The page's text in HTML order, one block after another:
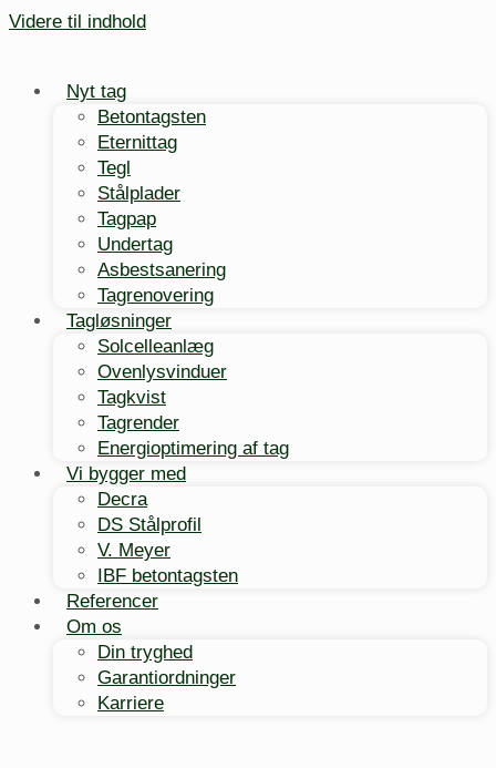
Videre til indhold
Nyt tag
Betontagsten
Eternittag
Tegl
Stålplader
Tagpap
Undertag
Asbestsanering
Tagrenovering
Tagløsninger
Solcelleanlæg
Ovenlysvinduer
Tagkvist
Tagrender
Energioptimering af tag
Vi bygger med
Decra
DS Stålprofil
V. Meyer
IBF betontagsten
Referencer
Om os
Din tryghed
Garantiordninger
Karriere